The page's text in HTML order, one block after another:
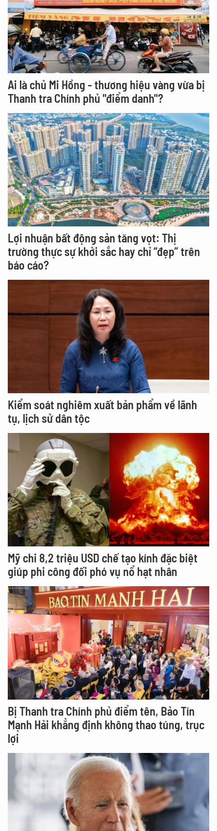
Ai là chủ Mi Hồng - thương hiệu vàng vừa bị
Thanh tra Chính phủ "điểm danh"?
Lợi nhuận bất động sản tăng vọt: Thị
trường thực sự khởi sắc hay chỉ “đẹp” trên
báo cáo?
Kiểm soát nghiêm xuất bản phẩm về lãnh
tụ, lịch sử dân tộc
Mỹ chi 8,2 triệu USD chế tạo kính đặc biệt
giúp phi công đối phó vụ nổ hạt nhân
Bị Thanh tra Chính phủ điểm tên, Bảo Tín
Mạnh Hải khẳng định không thao túng, trục
lợi